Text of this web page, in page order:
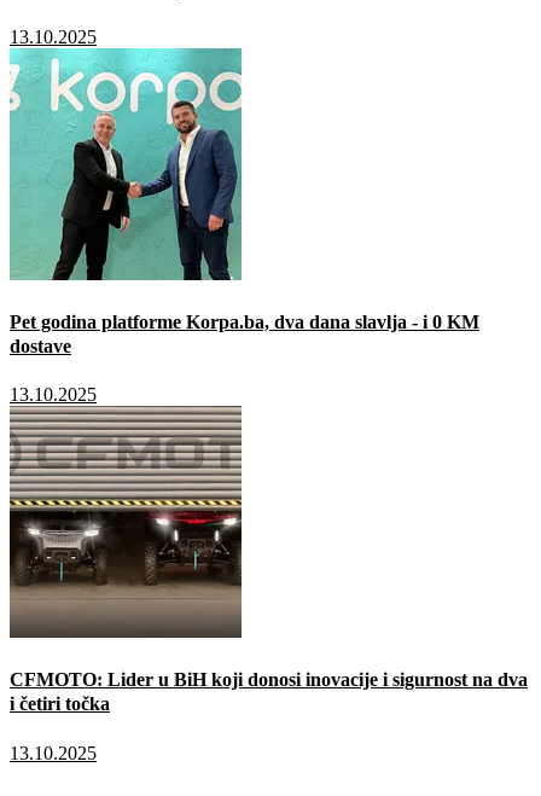
13.10.2025
Pet godina platforme Korpa.ba, dva dana slavlja - i 0 KM
dostave
13.10.2025
CFMOTO: Lider u BiH koji donosi inovacije i sigurnost na dva
i četiri točka
13.10.2025